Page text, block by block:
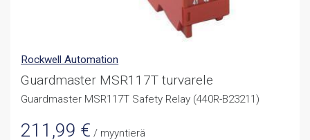
Rockwell Automation
Guardmaster MSR117T turvarele
Guardmaster MSR117T Safety Relay (440R-B23211)
211,99 € / myyntierä